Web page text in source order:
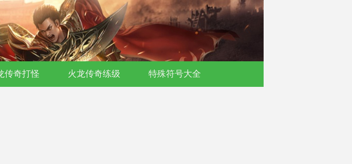
180合击-单职业沉默
传奇打怪 火龙传奇练级 特殊符号大全